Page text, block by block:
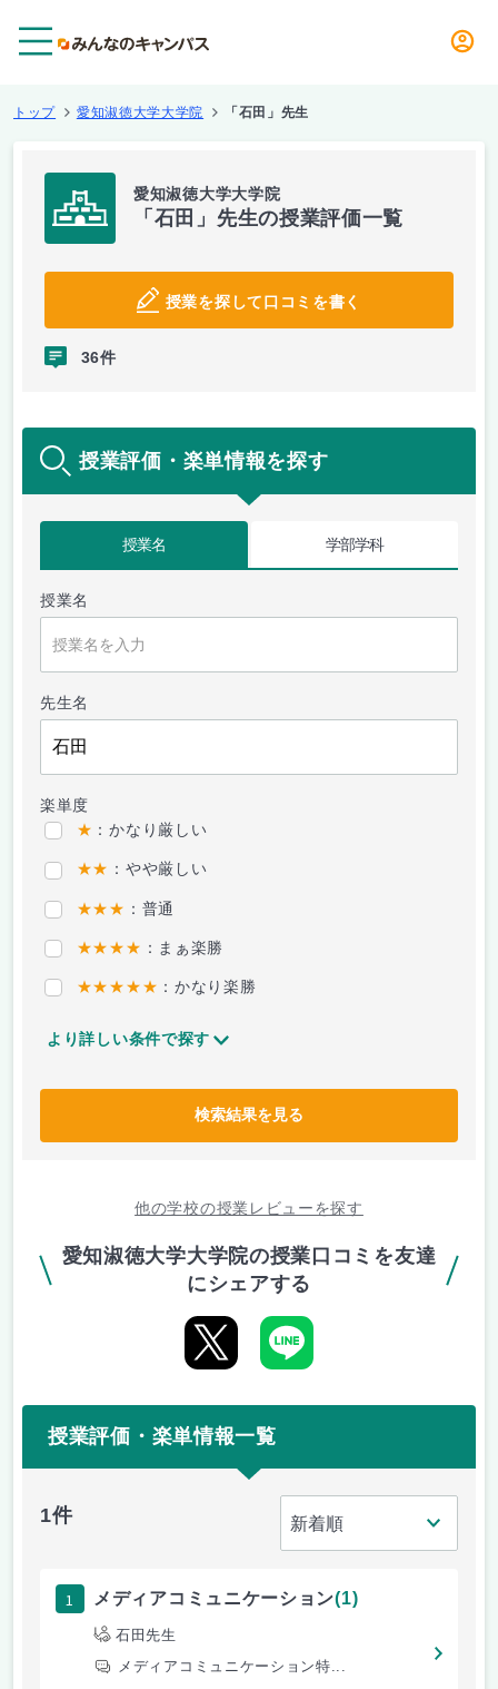
トップ 愛知淑徳大学大学院 「石田」先生
愛知淑徳大学大学院
「石田」先生の授業評価一覧
授業を探して口コミを書く
36件
授業評価・楽単情報を探す
授業名 学部学科
授業名
先生名
楽単度
★ ：かなり厳しい
★★ ：やや厳しい
★★★ ：普通
★★★★ ：まぁ楽勝
★★★★★ ：かなり楽勝
より詳しい条件で探す
検索結果を見る
他の学校の授業レビューを探す
愛知淑徳大学大学院の授業口コミを友達
にシェアする
授業評価・楽単情報一覧
1件
1 メディアコミュニケーション(1)
石田先生
メディアコミュニケーション特...